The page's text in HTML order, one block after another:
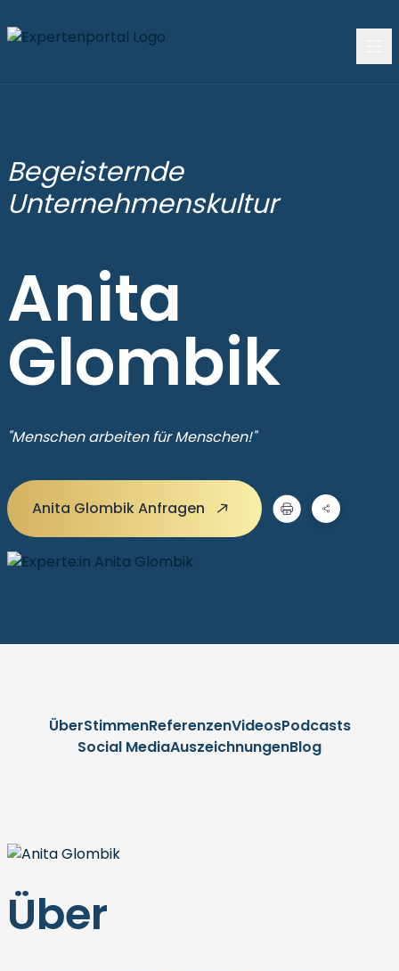
Begeisternde
Unternehmenskultur
Anita
Glombik
"Menschen arbeiten für Menschen!"
Anita Glombik Anfragen
ÜberStimmenReferenzenVideosPodcasts
Social MediaAuszeichnungenBlog
Über